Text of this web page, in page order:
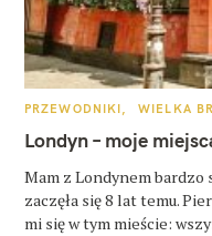
K
T
E
O
R
I
PRZEWODNIKI WIELKA
Londyn – moje
Mam z Londynem
zaczęła się 8 lat temu.
mi się w tym mieście: